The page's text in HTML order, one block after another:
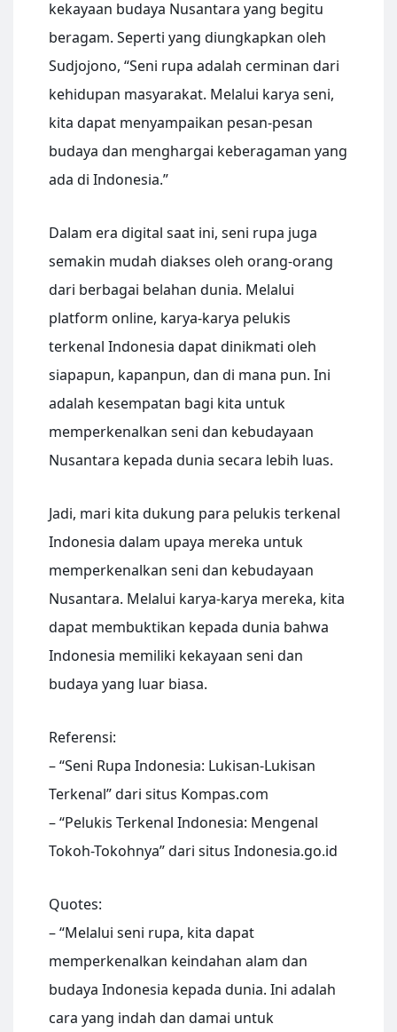
kekayaan budaya Nusantara yang begitu
beragam. Seperti yang diungkapkan oleh
Sudjojono, “Seni rupa adalah cerminan dari
kehidupan masyarakat. Melalui karya seni,
kita dapat menyampaikan pesan-pesan
budaya dan menghargai keberagaman yang
ada di Indonesia.”
Dalam era digital saat ini, seni rupa juga
semakin mudah diakses oleh orang-orang
dari berbagai belahan dunia. Melalui
platform online, karya-karya pelukis
terkenal Indonesia dapat dinikmati oleh
siapapun, kapanpun, dan di mana pun. Ini
adalah kesempatan bagi kita untuk
memperkenalkan seni dan kebudayaan
Nusantara kepada dunia secara lebih luas.
Jadi, mari kita dukung para pelukis terkenal
Indonesia dalam upaya mereka untuk
memperkenalkan seni dan kebudayaan
Nusantara. Melalui karya-karya mereka, kita
dapat membuktikan kepada dunia bahwa
Indonesia memiliki kekayaan seni dan
budaya yang luar biasa.
Referensi:
– “Seni Rupa Indonesia: Lukisan-Lukisan
Terkenal” dari situs Kompas.com
– “Pelukis Terkenal Indonesia: Mengenal
Tokoh-Tokohnya” dari situs Indonesia.go.id
Quotes:
– “Melalui seni rupa, kita dapat
memperkenalkan keindahan alam dan
budaya Indonesia kepada dunia. Ini adalah
cara yang indah dan damai untuk